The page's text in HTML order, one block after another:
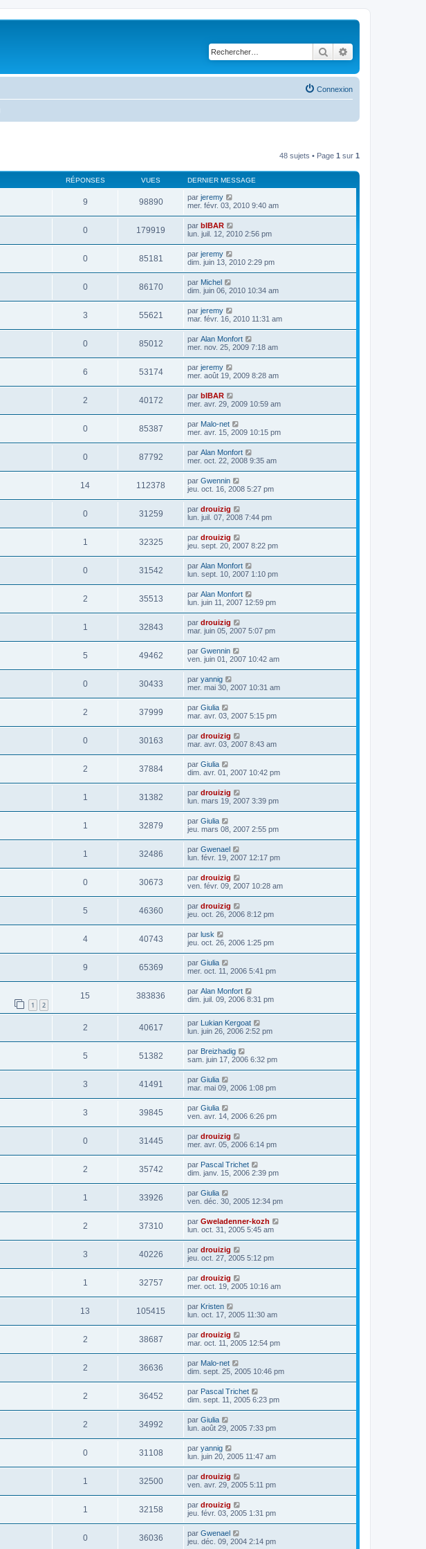
Rechercher
Connexion
48 sujets • Page 1 sur 1
RÉPONSES VUES DERNIER MESSAGE
9 98890 par jeremy
mer. févr. 03, 2010 9:40 am
0 179919 par bIBAR
lun. juil. 12, 2010 2:56 pm
0 85181 par jeremy
dim. juin 13, 2010 2:29 pm
0 86170 par Michel
dim. juin 06, 2010 10:34 am
3 55621 par jeremy
mar. févr. 16, 2010 11:31 am
0 85012 par Alan Monfort
mer. nov. 25, 2009 7:18 am
6 53174 par jeremy
mer. août 19, 2009 8:28 am
2 40172 par bIBAR
mer. avr. 29, 2009 10:59 am
0 85387 par Malo-net
mer. avr. 15, 2009 10:15 pm
0 87792 par Alan Monfort
mer. oct. 22, 2008 9:35 am
14 112378 par Gwennin
jeu. oct. 16, 2008 5:27 pm
0 31259 par drouizig
lun. juil. 07, 2008 7:44 pm
1 32325 par drouizig
jeu. sept. 20, 2007 8:22 pm
0 31542 par Alan Monfort
lun. sept. 10, 2007 1:10 pm
2 35513 par Alan Monfort
lun. juin 11, 2007 12:59 pm
1 32843 par drouizig
mar. juin 05, 2007 5:07 pm
5 49462 par Gwennin
ven. juin 01, 2007 10:42 am
0 30433 par yannig
mer. mai 30, 2007 10:31 am
2 37999 par Giulia
mar. avr. 03, 2007 5:15 pm
0 30163 par drouizig
mar. avr. 03, 2007 8:43 am
2 37884 par Giulia
dim. avr. 01, 2007 10:42 pm
1 31382 par drouizig
lun. mars 19, 2007 3:39 pm
1 32879 par Giulia
jeu. mars 08, 2007 2:55 pm
1 32486 par Gwenael
lun. févr. 19, 2007 12:17 pm
0 30673 par drouizig
ven. févr. 09, 2007 10:28 am
5 46360 par drouizig
jeu. oct. 26, 2006 8:12 pm
4 40743 par lusk
jeu. oct. 26, 2006 1:25 pm
9 65369 par Giulia
mer. oct. 11, 2006 5:41 pm
1 2
15 383836 par Alan Monfort
dim. juil. 09, 2006 8:31 pm
2 40617 par Lukian Kergoat
lun. juin 26, 2006 2:52 pm
5 51382 par Breizhadig
sam. juin 17, 2006 6:32 pm
3 41491 par Giulia
mar. mai 09, 2006 1:08 pm
3 39845 par Giulia
ven. avr. 14, 2006 6:26 pm
0 31445 par drouizig
mer. avr. 05, 2006 6:14 pm
2 35742 par Pascal Trichet
dim. janv. 15, 2006 2:39 pm
1 33926 par Giulia
ven. déc. 30, 2005 12:34 pm
2 37310 par Gweladenner-kozh
lun. oct. 31, 2005 5:45 am
3 40226 par drouizig
jeu. oct. 27, 2005 5:12 pm
1 32757 par drouizig
mer. oct. 19, 2005 10:16 am
13 105415 par Kristen
lun. oct. 17, 2005 11:30 am
2 38687 par drouizig
mar. oct. 11, 2005 12:54 pm
2 36636 par Malo-net
dim. sept. 25, 2005 10:46 pm
2 36452 par Pascal Trichet
dim. sept. 11, 2005 6:23 pm
2 34992 par Giulia
lun. août 29, 2005 7:33 pm
0 31108 par yannig
lun. juin 20, 2005 11:47 am
1 32500 par drouizig
ven. avr. 29, 2005 5:11 pm
1 32158 par drouizig
jeu. févr. 03, 2005 1:31 pm
0 36036 par Gwenael
jeu. déc. 09, 2004 2:14 pm